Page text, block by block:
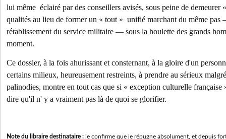
lui même éclairé par des conseillers avisés, sous peine de demeurer
qualités au lieu de former un « tout » unifié marchant du même
rétablissement du service militaire — sous la houlette des grands
moment.
Ce dossier, à la fois ahurissant et consternant, à la gloire d'un
certains milieux, heureusement restreints, à prendre au sérieux
palinodies, montre en tout cas que si « exception culturelle française
dire qu'il n' y a vraiment pas là de quoi se glorifier.
Note du libraire destinataire : je confirme que je répugne absolument, et depuis